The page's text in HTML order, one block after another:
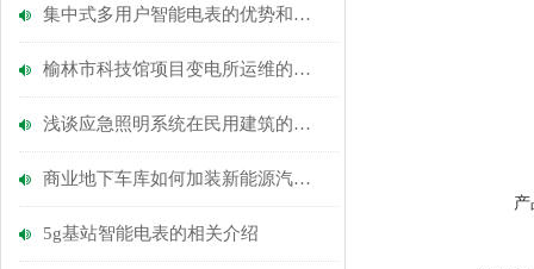
集中式多用户智能电表的优势和应用
榆林市科技馆项目变电所运维的研究与应用
浅谈应急照明系统在民用建筑的设计应用与产品选型
商业地下车库如何加装新能源汽车充电桩？
5g基站智能电表的相关介绍